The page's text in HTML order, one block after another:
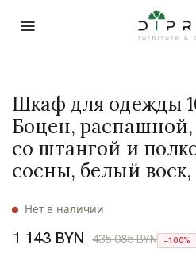
Нет в наличии
Шкаф для одежды
Боцен, распашной,
со штангой и
сосны, белый
1 143 BYN 435 085 BYN −100%